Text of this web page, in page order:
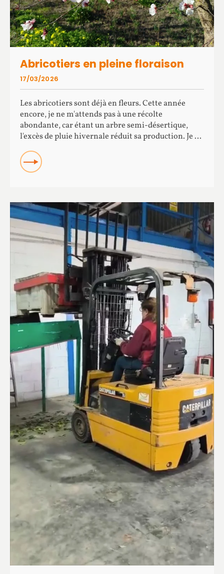
Abricotiers en pleine floraison
Les abricotiers sont déjà en fleurs. Cette année
encore, je ne m'attends pas à une récolte
abondante, car étant un arbre semi-désertique,
l'excès de pluie hivernale réduit sa production. Je ...
READ
17/03/2026